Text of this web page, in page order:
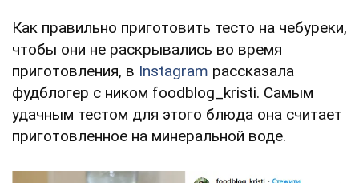
Как правильно приготовить тесто на чебуреки,
чтобы они не раскрывались во время
приготовления, в Instagram рассказала
фудблогер с ником foodblog_kristi. Самым
удачным тестом для этого блюда она считает
приготовленное на минеральной воде.